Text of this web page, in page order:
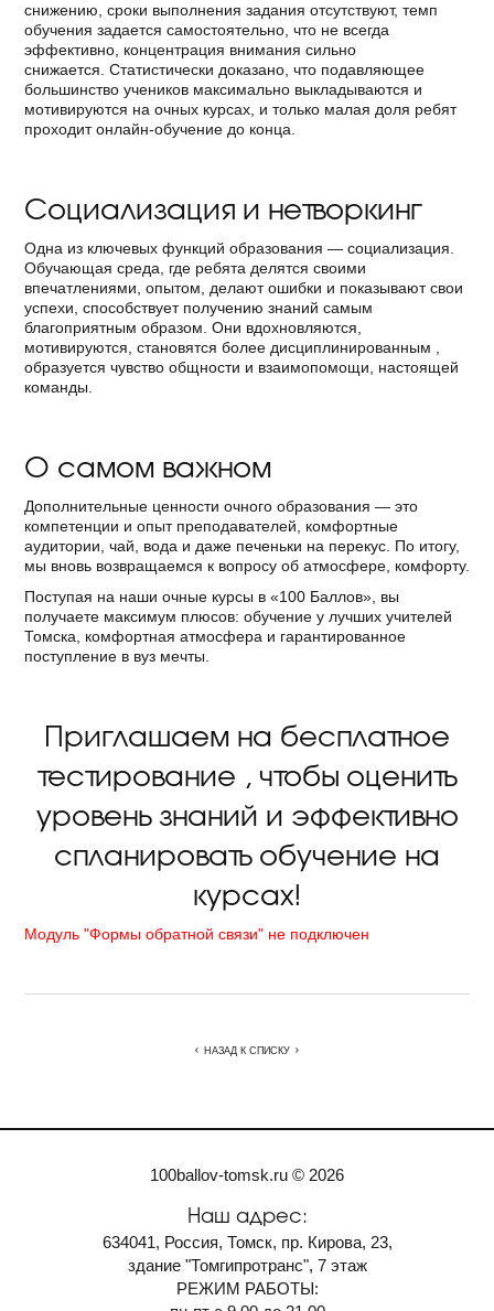
снижению, сроки выполнения задания отсутствуют, темп
обучения задается самостоятельно, что не всегда
эффективно, концентрация внимания сильно
снижается. Статистически доказано, что подавляющее
большинство учеников максимально выкладываются и
мотивируются на очных курсах, и только малая доля ребят
проходит онлайн-обучение до конца.
Социализация и нетворкинг
Одна из ключевых функций образования — социализация.
Обучающая среда, где ребята делятся своими
впечатлениями, опытом, делают ошибки и показывают свои
успехи, способствует получению знаний самым
благоприятным образом. Они вдохновляются,
мотивируются, становятся более дисциплинированным ,
образуется чувство общности и взаимопомощи, настоящей
команды.
О самом важном
Дополнительные ценности очного образования — это
компетенции и опыт преподавателей, комфортные
аудитории, чай, вода и даже печеньки на перекус. По итогу,
мы вновь возвращаемся к вопросу об атмосфере, комфорту.
Поступая на наши очные курсы в «100 Баллов», вы
получаете максимум плюсов: обучение у лучших учителей
Томска, комфортная атмосфера и гарантированное
поступление в вуз мечты.
Приглашаем на бесплатное
тестирование , чтобы оценить
уровень знаний и эффективно
спланировать обучение на
курсах!
Модуль "Формы обратной связи" не подключен
НАЗАД К СПИСКУ
100ballov-tomsk.ru © 2026
Наш адрес:
634041, Россия, Томск, пр. Кирова, 23,
здание "Томгипротранс", 7 этаж
РЕЖИМ РАБОТЫ: